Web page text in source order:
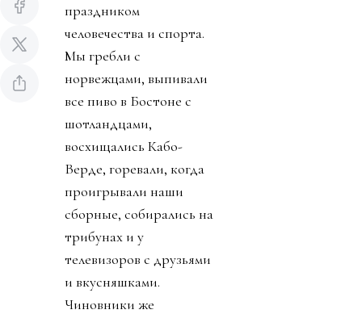
праздником
человечества и спорта.
Мы гребли с
норвежцами, выпивали
все пиво в Бостоне с
шотландцами,
восхищались Кабо-
Верде, горевали, когда
проигрывали наши
сборные, собирались на
трибунах и у
телевизоров с друзьями
и вкусняшками.
Чиновники же